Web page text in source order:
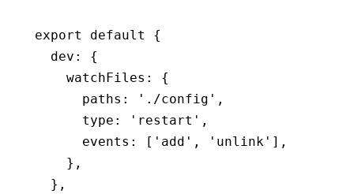
export default
{
  dev
:
{
    watchFiles
:
{
      paths
: './config' ,
      type
: 'restart' ,
      events
: [ 'add' , 'unlink' ] ,
    }
,
  }
,